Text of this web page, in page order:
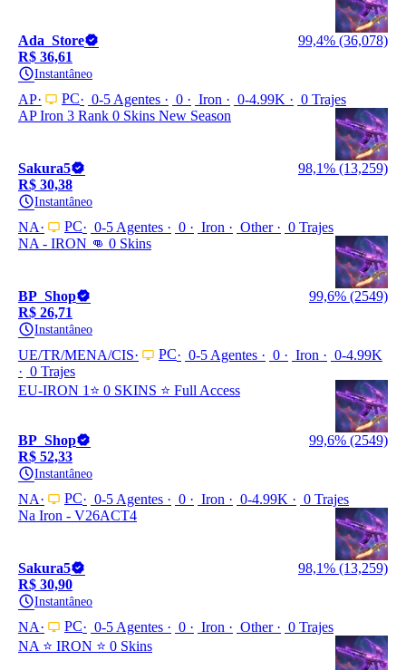
Ada_Store
99,4% (36,078)
R$ 36,61
Instantâneo
AP PC 0-5 Agentes 0 Iron 0-4.99K
0 Trajes
AP Iron 3 Rank 0 Skins New Season
Sakura5
98,1% (13,259)
R$ 30,38
Instantâneo
NA PC 0-5 Agentes 0 Iron Other
0 Trajes
NA - IRON 👊 0 Skins
BP_Shop
99,6% (2549)
R$ 26,71
Instantâneo
UE/TR/MENA/CIS PC 0-5 Agentes 0 Iron
0-4.99K
0 Trajes
EU-IRON 1⭐ 0 SKINS ⭐ Full Access
BP_Shop
99,6% (2549)
R$ 52,33
Instantâneo
NA PC 0-5 Agentes 0 Iron 0-4.99K
0 Trajes
Na Iron - V26ACT4
Sakura5
98,1% (13,259)
R$ 30,90
Instantâneo
NA PC 0-5 Agentes 0 Iron Other
0 Trajes
NA ⭐ IRON ⭐ 0 Skins